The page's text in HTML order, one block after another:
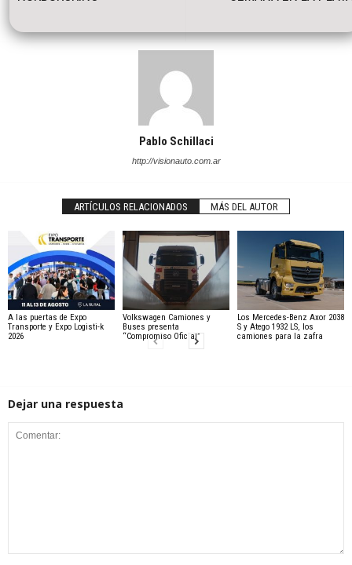
Pablo Schillaci
http://visionauto.com.ar
ARTÍCULOS RELACIONADOS MÁS DEL AUTOR
A las puertas de Expo
Transporte y Expo Logisti-k
2026
Volkswagen Camiones y
Buses presenta
“Compromiso Oficial”
Los Mercedes-Benz Axor 2038
S y Atego 1932 LS, los
camiones para la zafra
Dejar una respuesta